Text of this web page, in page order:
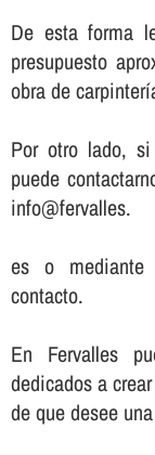
De esta forma
presupuesto
obra de
Por otro lado,
puede
info@fervalles.
es o mediante
contacto.
En Fervalles
dedicados a
de que desee